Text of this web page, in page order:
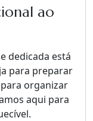
ao
dedicada está
para preparar
organizar
aqui para